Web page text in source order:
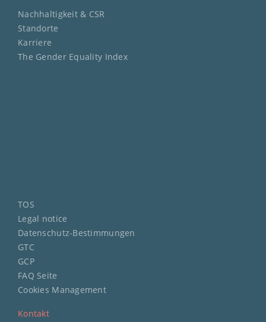
Nachhaltigkeit & CSR
Standorte
Karriere
The Gender Equality Index
TOS
Legal notice
Datenschutz-Bestimmungen
GTC
GCP
FAQ Seite
Cookies Management
Kontakt